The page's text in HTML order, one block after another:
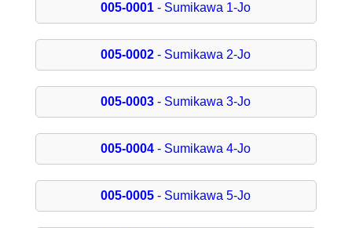
005-0001 - Sumikawa 1-Jo
005-0002 - Sumikawa 2-Jo
005-0003 - Sumikawa 3-Jo
005-0004 - Sumikawa 4-Jo
005-0005 - Sumikawa 5-Jo